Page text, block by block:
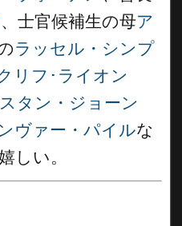
、士官候補生の母ア
ラッセル・シンプ
リフ･ライオン
スタン・ジョーン
ヴァー・パイルな
しい。